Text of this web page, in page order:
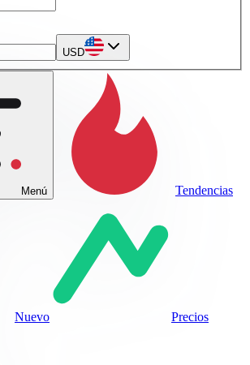
USD
Menú Tendencias
Nuevo Precios